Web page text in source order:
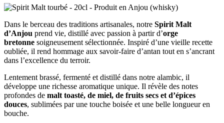
Dans le berceau des traditions artisanales, notre Spirit Malt
d’Anjou prend vie, distillé avec passion à partir d’orge
bretonne soigneusement sélectionnée. Inspiré d’une vieille recette
oubliée, il rend hommage aux savoir-faire d’antan tout en s’ancrant
dans l’excellence du terroir.
Lentement brassé, fermenté et distillé dans notre alambic, il
développe une richesse aromatique unique. Il révèle des notes
profondes de malt toasté, de miel, de fruits secs et d’épices
douces, sublimées par une touche boisée et une belle longueur en
bouche.